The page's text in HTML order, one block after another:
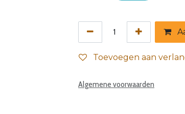
Toevoegen aan
Algemene voorwaarden